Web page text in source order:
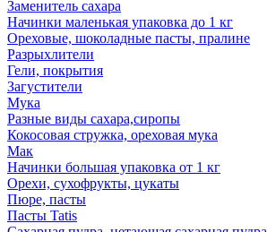
Заменитель сахара
Начинки маленькая упаковка до 1 кг
Ореховые, шоколадные пасты, пралине
Разрыхлители
Гели, покрытия
Загустители
Мука
Разные виды сахара,сиропы
Кокосовая стружка, ореховая мука
Мак
Начинки большая упаковка от 1 кг
Орехи, сухофрукты, цукаты
Пюре, пасты
Пасты Tatis